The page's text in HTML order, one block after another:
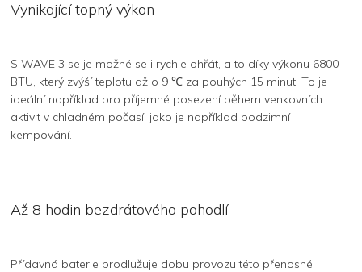
Vynikající topný výkon
S WAVE 3 se je možné se i rychle ohřát, a to díky výkonu 6800
BTU, který zvýší teplotu až o 9 ℃ za pouhých 15 minut. To je
ideální například pro příjemné posezení během venkovních
aktivit v chladném počasí, jako je například podzimní
kempování.
Až 8 hodin bezdrátového pohodlí
Přídavná baterie prodlužuje dobu provozu této přenosné